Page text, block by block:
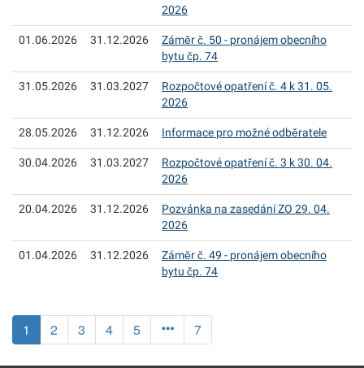
2026
01.06.2026 31.12.2026
Záměr č. 50 - pronájem obecního
bytu čp. 74
31.05.2026 31.03.2027
Rozpočtové opatření č. 4 k 31. 05.
2026
28.05.2026 31.12.2026 Informace pro možné odběratele
30.04.2026 31.03.2027
Rozpočtové opatření č. 3 k 30. 04.
2026
20.04.2026 31.12.2026
Pozvánka na zasedání ZO 29. 04.
2026
01.04.2026 31.12.2026
Záměr č. 49 - pronájem obecního
bytu čp. 74
1 (aktuální)
2 3 4 5 7